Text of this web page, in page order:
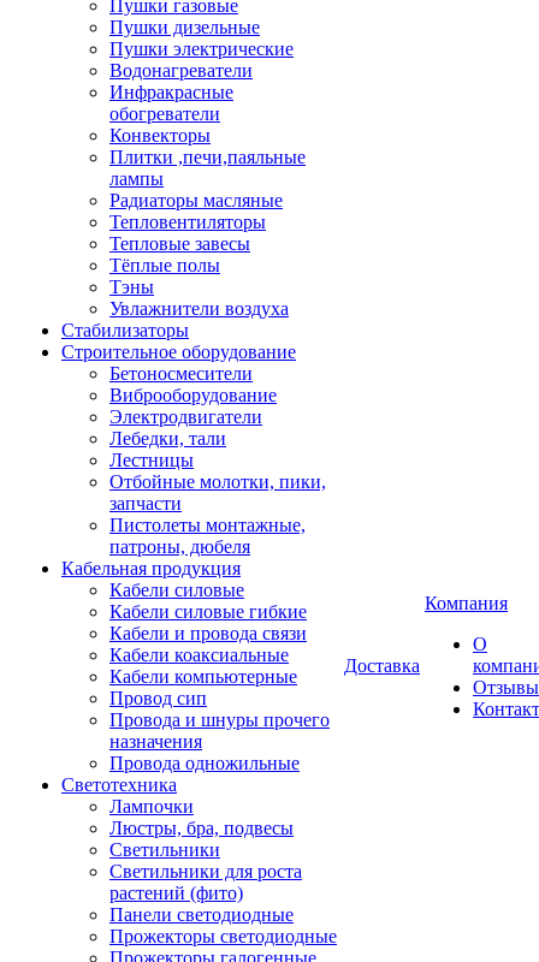
Пушки газовые
Пушки дизельные
Пушки электрические
Водонагреватели
Инфракрасные
обогреватели
Конвекторы
Плитки ,печи,паяльные
лампы
Радиаторы масляные
Тепловентиляторы
Тепловые завесы
Тёплые полы
Тэны
Увлажнители воздуха
Стабилизаторы
Строительное оборудование
Бетоносмесители
Виброоборудование
Электродвигатели
Лебедки, тали
Лестницы
Отбойные молотки, пики,
запчасти
Пистолеты монтажные,
патроны, дюбеля
Кабельная продукция
Кабели силовые
Кабели силовые гибкие
Кабели и провода связи
Кабели коаксиальные
Кабели компьютерные
Провод сип
Провода и шнуры прочего
назначения
Провода одножильные
Светотехника
Лампочки
Люстры, бра, подвесы
Светильники
Светильники для роста
растений (фито)
Панели светодиодные
Прожекторы светодиодные
Прожекторы галогенные
Доставка
Компания
О
Отзывы